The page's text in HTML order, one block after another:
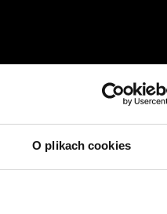
O plikach cookies